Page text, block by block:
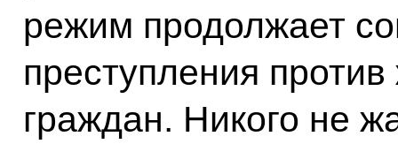
режим продолжает
преступления
граждан. Никого не